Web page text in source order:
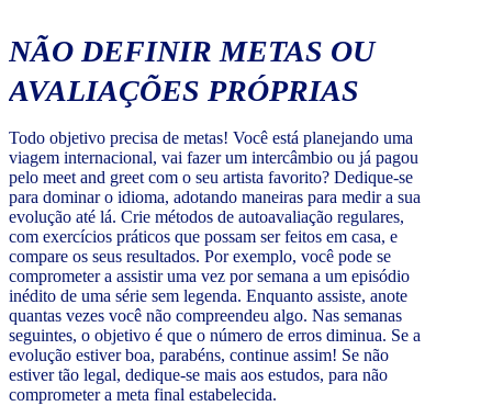
NÃO DEFINIR METAS OU
AVALIAÇÕES PRÓPRIAS
Todo objetivo precisa de metas! Você está planejando uma
viagem internacional, vai fazer um intercâmbio ou já pagou
pelo meet and greet com o seu artista favorito? Dedique-se
para dominar o idioma, adotando maneiras para medir a sua
evolução até lá. Crie métodos de autoavaliação regulares,
com exercícios práticos que possam ser feitos em casa, e
compare os seus resultados. Por exemplo, você pode se
comprometer a assistir uma vez por semana a um episódio
inédito de uma série sem legenda. Enquanto assiste, anote
quantas vezes você não compreendeu algo. Nas semanas
seguintes, o objetivo é que o número de erros diminua. Se a
evolução estiver boa, parabéns, continue assim! Se não
estiver tão legal, dedique-se mais aos estudos, para não
comprometer a meta final estabelecida.